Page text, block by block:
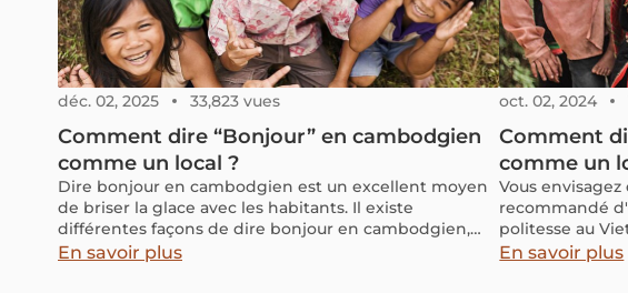
déc. 02, 2025 33,823 vues
Comment dire “Bonjour” en cambodgien
comme un local ?
Dire bonjour en cambodgien est un excellent moyen
de briser la glace avec les habitants. Il existe
différentes façons de dire bonjour en cambodgien,
selon le degré de formalité de la situation.
En savoir plus
oct. 02, 2024
Comment
comme un
Vous
recommandé
politesse au
en vietnamien.
En savoir plus